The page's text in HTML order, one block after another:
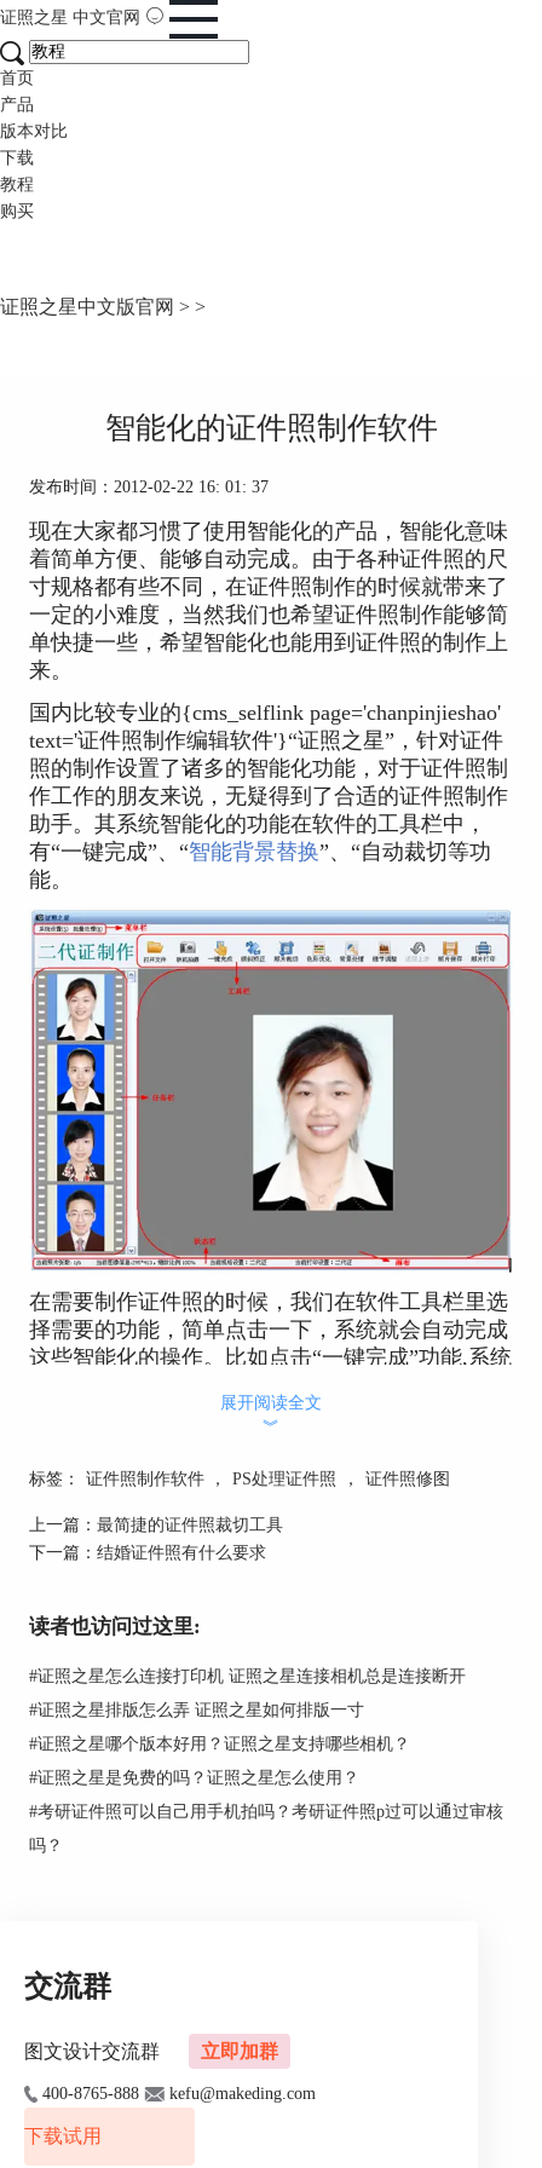
证照之星 中文官网
首页
产品
版本对比
下载
教程
购买
证照之星中文版官网 > >
智能化的证件照制作软件
发布时间：2012-02-22 16: 01: 37
现在大家都习惯了使用智能化的产品，智能化意味
着简单方便、能够自动完成。由于各种证件照的尺
寸规格都有些不同，在证件照制作的时候就带来了
一定的小难度，当然我们也希望证件照制作能够简
单快捷一些，希望智能化也能用到证件照的制作上
来。
国内比较专业的{cms_selflink page='chanpinjieshao'
text='证件照制作编辑软件'}“​证照之星”，针对证件
照的制作设置了诸多的智能化功能，对于证件照制
作工作的朋友来说，无疑得到了合适的证件照制作
助手。其系统智能化的功能在软件的工具栏中，
有“一键完成”、“智能背景替换”、“自动裁切等功
能。 ​
在需要​​制作证件照的时候，我们在软件工具栏里选
择需要的功能，简单点击一下，系统就会自动完成
这些智能化的操作。比如点击“一键完成”功能,系统
很多证件照片对照片的背景颜色是有一定要求的，
景替换。
展开阅读全文
︾
标签： 证件照制作软件 ， PS处理证件照 ， 证件照修图
上一篇： 最简捷的证件照裁切工具
下一篇： 结婚证件照有什么要求
读者也访问过这里:
#证照之星怎么连接打印机 证照之星连接相机总是连接断开
#证照之星排版怎么弄 证照之星如何排版一寸
#证照之星哪个版本好用？证照之星支持哪些相机？
#证照之星是免费的吗？证照之星怎么使用？
#考研证件照可以自己用手机拍吗？考研证件照p过可以通过审核
吗？
交流群
图文设计交流群 立即加群
400-8765-888 kefu@makeding.com
下载试用